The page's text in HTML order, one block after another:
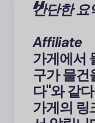
간단한 요
Affiliate
가게에서
구가 물건
다"와 같
가게의 링